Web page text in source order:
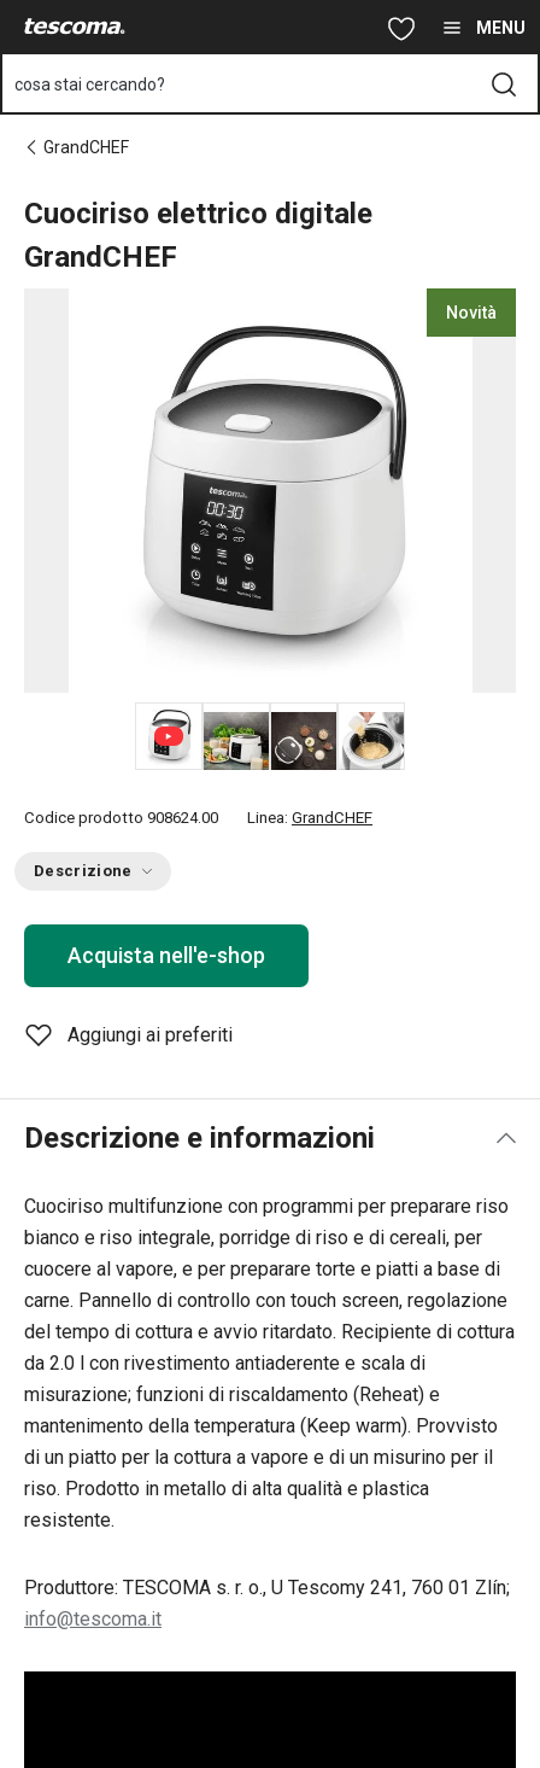
Vai al contenuto principale MENU
cosa stai cercando?
GrandCHEF
Cuociriso elettrico digitale
GrandCHEF
Novità
Codice prodotto 908624.00 Linea: GrandCHEF
Descrizione
Acquista nell'e-shop
Aggiungi ai preferiti
Descrizione e informazioni
Cuociriso multifunzione con programmi per preparare riso
bianco e riso integrale, porridge di riso e di cereali, per
cuocere al vapore, e per preparare torte e piatti a base di
carne. Pannello di controllo con touch screen, regolazione
del tempo di cottura e avvio ritardato. Recipiente di cottura
da 2.0 l con rivestimento antiaderente e scala di
misurazione; funzioni di riscaldamento (Reheat) e
mantenimento della temperatura (Keep warm). Provvisto
di un piatto per la cottura a vapore e di un misurino per il
riso. Prodotto in metallo di alta qualità e plastica
resistente.
Produttore: TESCOMA s. r. o., U Tescomy 241, 760 01 Zlín;
info@tescoma.it